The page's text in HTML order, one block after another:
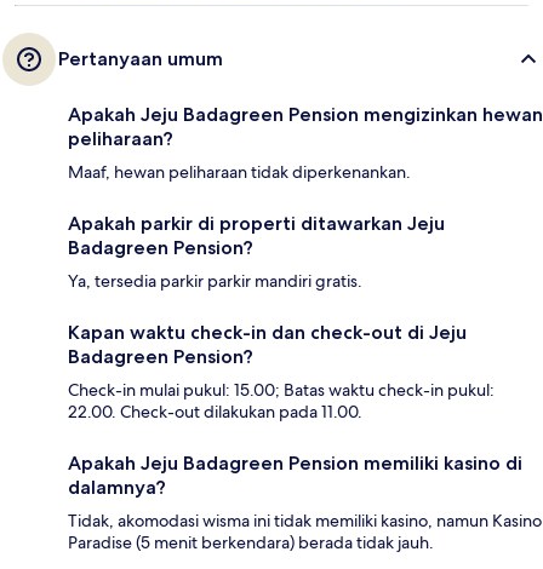
Pertanyaan umum
Apakah Jeju Badagreen Pension mengizinkan hewan
peliharaan?
Maaf, hewan peliharaan tidak diperkenankan.
Apakah parkir di properti ditawarkan Jeju
Badagreen Pension?
Ya, tersedia parkir parkir mandiri gratis.
Kapan waktu check-in dan check-out di Jeju
Badagreen Pension?
Check-in mulai pukul: 15.00; Batas waktu check-in pukul:
22.00. Check-out dilakukan pada 11.00.
Apakah Jeju Badagreen Pension memiliki kasino di
dalamnya?
Tidak, akomodasi wisma ini tidak memiliki kasino, namun Kasino
Paradise (5 menit berkendara) berada tidak jauh.